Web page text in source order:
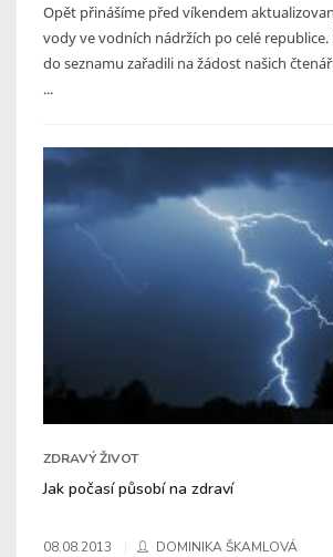
Opět přinášíme před víkendem
vody ve vodních nádržích po celé
do seznamu zařadili na žádost našich
...
ZDRAVÝ ŽIVOT
Jak počasí působí na zdraví
08.08.2013 DOMINIKA ŠKAMLOVÁ